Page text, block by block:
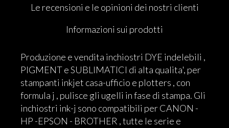
Le recensioni e le opinioni dei nostri clienti
Informazioni sui prodotti
Produzione e vendita inchiostri DYE indelebili ,
PIGMENT e SUBLIMATICI di alta qualita', per
stampanti inkjet casa-ufficio e plotters , con
formula j , pulisce gli ugelli in fase di stampa. Gli
inchiostri ink-j sono compatibili per CANON -
HP -EPSON - BROTHER , tutte le serie e